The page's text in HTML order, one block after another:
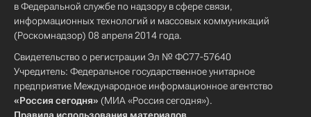
в Федеральной службе по надзору в сфере связи,
информационных технологий и массовых коммуникаций
(Роскомнадзор) 08 апреля 2014 года.
Свидетельство о регистрации Эл № ФС77-57640
Учредитель: Федеральное государственное унитарное
предприятие Международное информационное агентство
«Россия сегодня» (МИА «Россия сегодня»).